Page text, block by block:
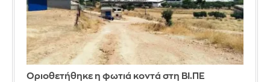
Οριοθετήθηκε η φωτιά κοντά στη ΒΙ.ΠΕ